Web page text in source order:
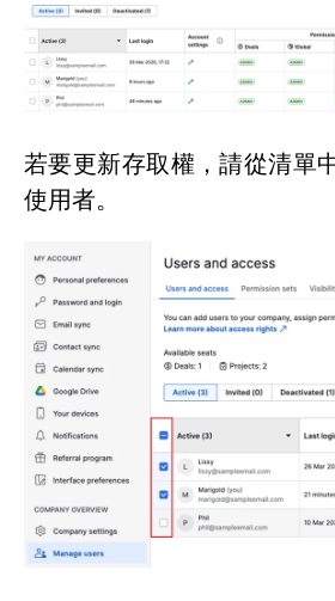
若要更新存取權，請從清單
使用者。